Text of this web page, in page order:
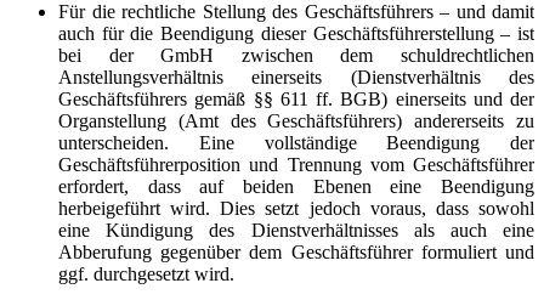
Für die rechtliche Stellung des Geschäftsführers – und damit
auch für die Beendigung dieser Geschäftsführerstellung – ist
bei der GmbH zwischen dem schuldrechtlichen
Anstellungsverhältnis einerseits (Dienstverhältnis des
Geschäftsführers gemäß §§ 611 ff. BGB) einerseits und der
Organstellung (Amt des Geschäftsführers) andererseits zu
unterscheiden. Eine vollständige Beendigung der
Geschäftsführerposition und Trennung vom Geschäftsführer
erfordert, dass auf beiden Ebenen eine Beendigung
herbeigeführt wird. Dies setzt jedoch voraus, dass sowohl
eine Kündigung des Dienstverhältnisses als auch eine
Abberufung gegenüber dem Geschäftsführer formuliert und
ggf. durchgesetzt wird.